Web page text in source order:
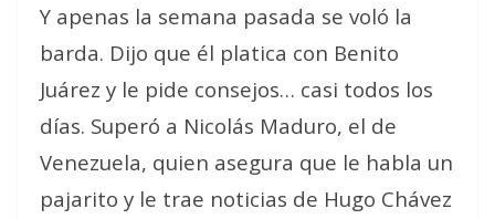
Y apenas la semana pasada se voló la
barda. Dijo que él platica con Benito
Juárez y le pide consejos… casi todos los
días. Superó a Nicolás Maduro, el de
Venezuela, quien asegura que le habla un
pajarito y le trae noticias de Hugo Chávez